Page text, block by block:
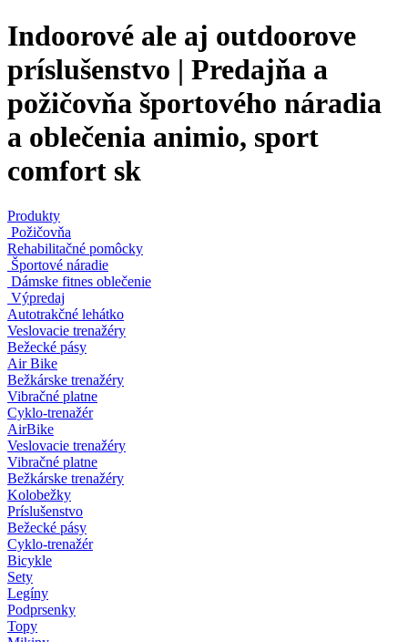
Indoorové ale aj outdoorove
príslušenstvo | Predajňa a
požičovňa športového náradia
a oblečenia animio, sport
comfort sk
Produkty
Požičovňa
Rehabilitačné pomôcky
Športové náradie
Dámske fitnes oblečenie
Výpredaj
Autotrakčné lehátko
Veslovacie trenažéry
Bežecké pásy
Air Bike
Bežkárske trenažéry
Vibračné platne
Cyklo-trenažér
AirBike
Veslovacie trenažéry
Vibračné platne
Bežkárske trenažéry
Kolobežky
Príslušenstvo
Bežecké pásy
Cyklo-trenažér
Bicykle
Sety
Legíny
Podprsenky
Topy